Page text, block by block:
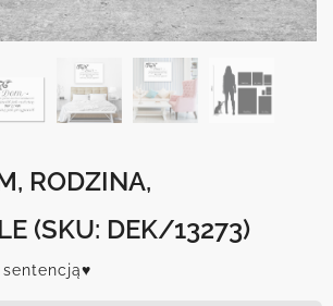
RODZINA,
(SKU: DEK/13273)